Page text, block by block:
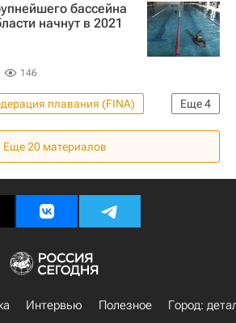
бассейна
начнут в 2021
146
Еще4
плавания (FINA)
Новосибирск
Еще20 материалов
Интервью Полезное
Город: